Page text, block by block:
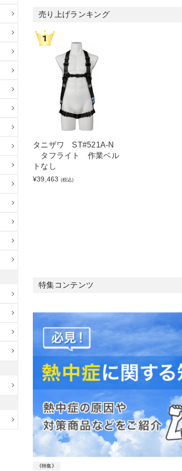
売り上げランキング
タニザワ ST#521A-N
タフライト 作業ベル
トなし
¥39,463 (税込)
特集コンテンツ
《特集》